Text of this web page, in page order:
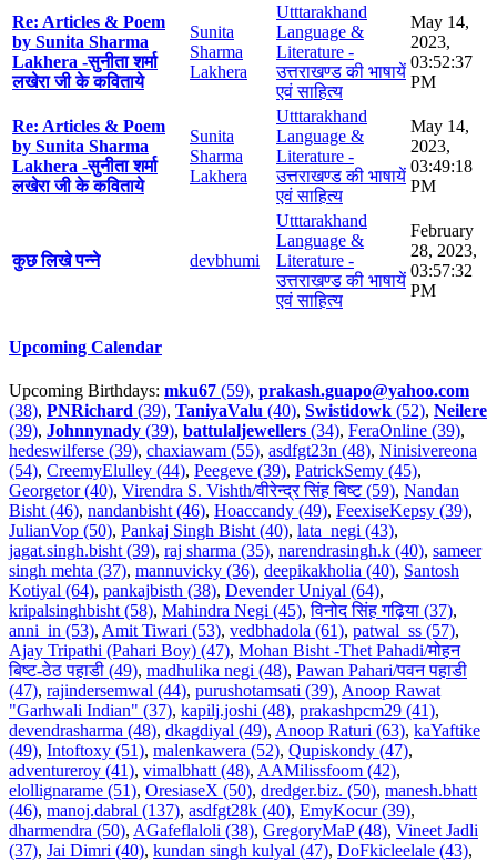
Re: Articles & Poem
by Sunita Sharma
Lakhera -सुनीता शर्मा
लखेरा जी के कविताये
Sunita
Sharma
Lakhera
Utttarakhand
Language &
Literature -
उत्तराखण्ड की भाषायें
एवं साहित्य
May 14,
2023,
03:52:37
PM
Re: Articles & Poem
by Sunita Sharma
Lakhera -सुनीता शर्मा
लखेरा जी के कविताये
Sunita
Sharma
Lakhera
Utttarakhand
Language &
Literature -
उत्तराखण्ड की भाषायें
एवं साहित्य
May 14,
2023,
03:49:18
PM
कुछ लिखे पन्ने devbhumi
Utttarakhand
Language &
Literature -
उत्तराखण्ड की भाषायें
एवं साहित्य
February
28, 2023,
03:57:32
PM
Upcoming Calendar
Upcoming Birthdays: mku67 (59), prakash.guapo@yahoo.com
(38), PNRichard (39), TaniyaValu (40), Swistidowk (52), Neilere
(39), Johnnynady (39), battulaljewellers (34), FeraOnline (39),
hedeswilferse (39), chaxiawam (55), asdfgt23n (48), Ninisivereona
(54), CreemyElulley (44), Peegeve (39), PatrickSemy (45),
Georgetor (40), Virendra S. Vishth/वीरेन्द्र सिंह बिष्ट (59), Nandan
Bisht (46), nandanbisht (46), Hoaccandy (49), FeexiseKepsy (39),
JulianVop (50), Pankaj Singh Bisht (40), lata_negi (43),
jagat.singh.bisht (39), raj sharma (35), narendrasingh.k (40), sameer
singh mehta (37), mannuvicky (36), deepikakholia (40), Santosh
Kotiyal (64), pankajbisth (38), Devender Uniyal (64),
kripalsinghbisht (58), Mahindra Negi (45),विनोद सिंह गढ़िया (37),
anni_in (53), Amit Tiwari (53), vedbhadola (61), patwal_ss (57),
Ajay Tripathi (Pahari Boy) (47), Mohan Bisht -Thet Pahadi/मोहन
बिष्ट-ठेठ पहाडी (49), madhulika negi (48), Pawan Pahari/पवन पहाडी
(47), rajindersemwal (44), purushotamsati (39), Anoop Rawat
"Garhwali Indian" (37), kapilj.joshi (48), prakashpcm29 (41),
devendrasharma (48), dkagdiyal (49), Anoop Raturi (63), kaYaftike
(49), Intoftoxy (51), malenkawera (52), Qupiskondy (47),
adventureroy (41), vimalbhatt (48), AAMilissfoom (42),
elollignarame (51), OresiaseX (50), dredger.biz. (50), manesh.bhatt
(46), manoj.dabral (137), asdfgt28k (40), EmyKocur (39),
dharmendra (50), AGafeflaloli (38), GregoryMaP (48), Vineet Jadli
(37), Jai Dimri (40), kundan singh kulyal (47), DoFkicleelale (43),